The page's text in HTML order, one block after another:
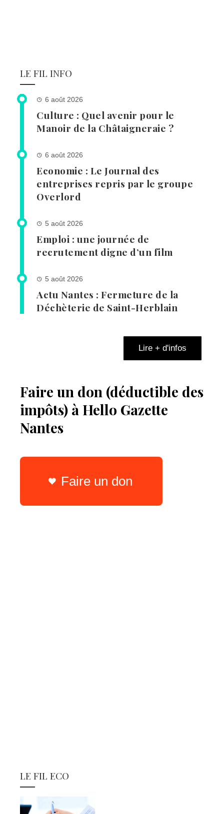
LE FIL INFO
6 août 2026
Culture : Quel avenir pour le
Manoir de la Châtaigneraie ?
6 août 2026
Economie : Le Journal des
entreprises repris par le groupe
Overlord
5 août 2026
Emploi : une journée de
recrutement digne d’un film
5 août 2026
Actu Nantes : Fermeture de la
Déchèterie de Saint-Herblain
Lire + d'infos
Faire un don (déductible des
impôts) à Hello Gazette
Nantes
Faire un don
LE FIL ECO